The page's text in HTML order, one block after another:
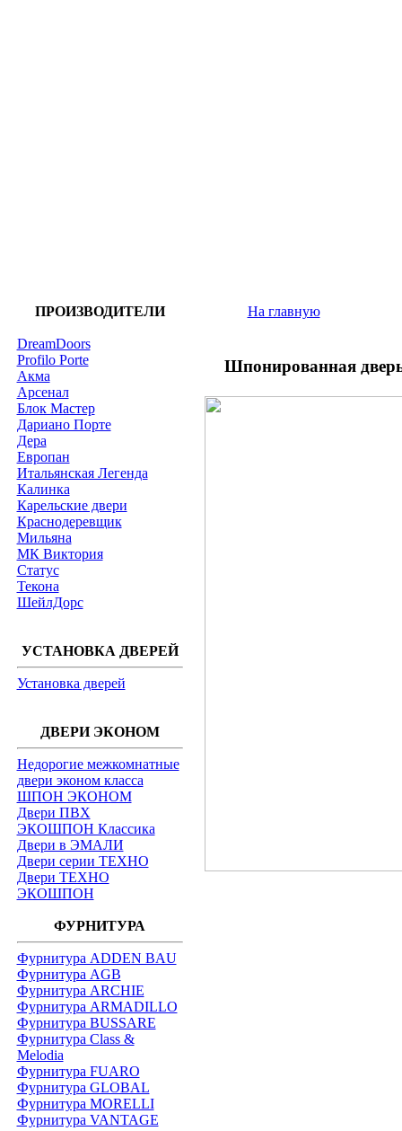
ПРОИЗВОДИТЕЛИ
DreamDoors
Profilo Porte
Акма
Арсенал
Блок Мастер
Дариано Порте
Дера
Европан
Итальянская Легенда
Калинка
Карельские двери
Краснодеревщик
Мильяна
МК Виктория
Статус
Текона
ШейлДорс
УСТАНОВКА ДВЕРЕЙ
Установка дверей
ДВЕРИ ЭКОНОМ
Недорогие межкомнатные
двери эконом класса
ШПОН ЭКОНОМ
Двери ПВХ
ЭКОШПОН Классика
Двери в ЭМАЛИ
Двери серии ТЕХНО
Двери ТЕХНО
ЭКОШПОН
ФУРНИТУРА
Фурнитура ADDEN BAU
Фурнитура AGB
Фурнитура ARCHIE
Фурнитура ARMADILLO
Фурнитура BUSSARE
Фурнитура Class &
Melodia
Фурнитура FUARO
Фурнитура GLOBAL
Фурнитура MORELLI
Фурнитура VANTAGE
На главную
Шпонированная